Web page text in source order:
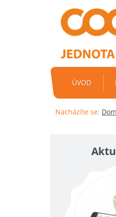
ÚVOD
Nacházíte se: